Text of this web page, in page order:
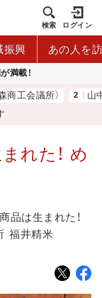
検索 ログイン
振興 あの人を
満載！
会議所） 山中伸
れた！ め
品は生まれた！
福井精米